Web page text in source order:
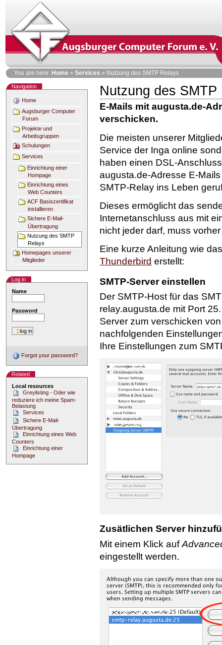
Personal
tools
You are here: Home » Services » Nutzung des SMTP Relays
Navigation
Home
Augsburger Computer
Forum
Projekte und
Arbeitsgruppen
Schulungen
Services
Einrichtung einer
Hompage
Einrichtung eines
Web Counters
ACF Basiszertifikat
installieren
Sichere E-Mail-
Übertragung
Nutzung des SMTP
Relays
Homepages unserer
Mitglieder
Log in
Name
Password
Forgot your password?
Related
Local resources
Greylisting - Oder wie
reduziere ich meine Spam-
Belastung
Services
Sichere E-Mail-
Übertragung
Einrichtung eines Web
Counters
Einrichtung einer
Hompage
Nutzung des SMTP
Document
Actions
E-Mails mit augusta.de-
verschicken.
Die meisten unserer
Service der Inga online
haben einen DSL-
augusta.de-Adresse E-
SMTP-Relay ins Leben
Dieses ermöglicht das
Internetanschluss aus mit
nicht jeder darf, muss
Eine kurze Anleitung wie
Thunderbird erstellt:
SMTP-Server einstellen
Der SMTP-Host für das
relay.augusta.de mit Port
Server zum verschicken
nachfolgenden
Ihre Einstellungen zum
Zusätlichen Server
Mit einem Klick auf
eingestellt werden.